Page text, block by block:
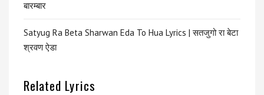
बारम्बार
Satyug Ra Beta Sharwan Eda To Hua Lyrics | सतजुगो रा बेटा
श्रवण ऐडा
Related Lyrics